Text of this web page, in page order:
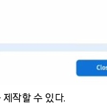
작할 수 있다.